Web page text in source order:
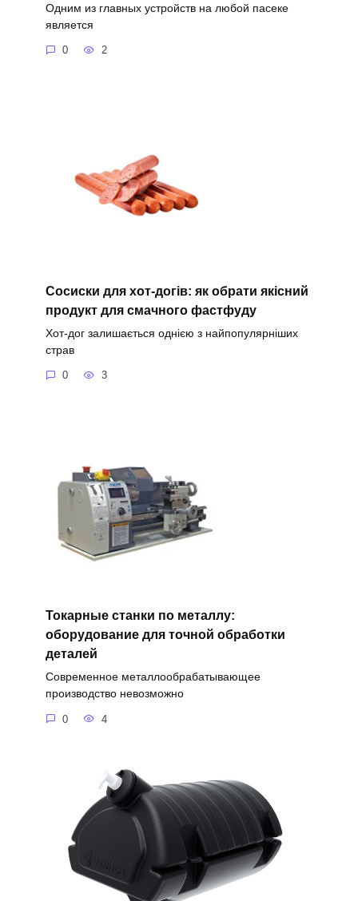
Одним из главных устройств на любой пасеке
является
0 2
Сосиски для хот-догів: як обрати якісний
продукт для смачного фастфуду
Хот-дог залишається однією з найпопулярніших
страв
0 3
Токарные станки по металлу:
оборудование для точной обработки
деталей
Современное металлообрабатывающее
производство невозможно
0 4